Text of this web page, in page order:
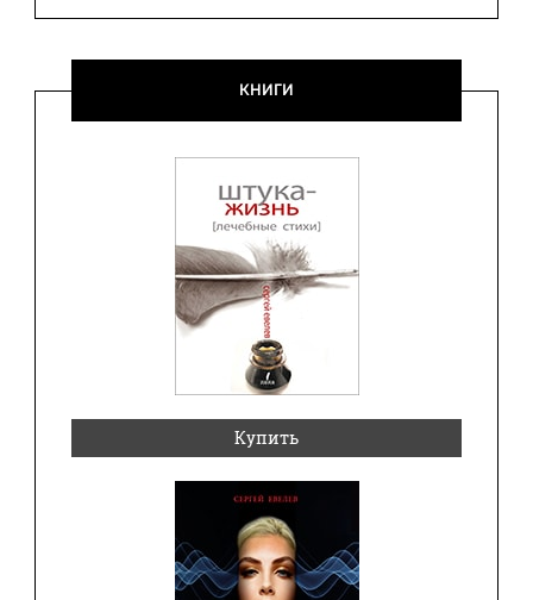
КНИГИ
Купить